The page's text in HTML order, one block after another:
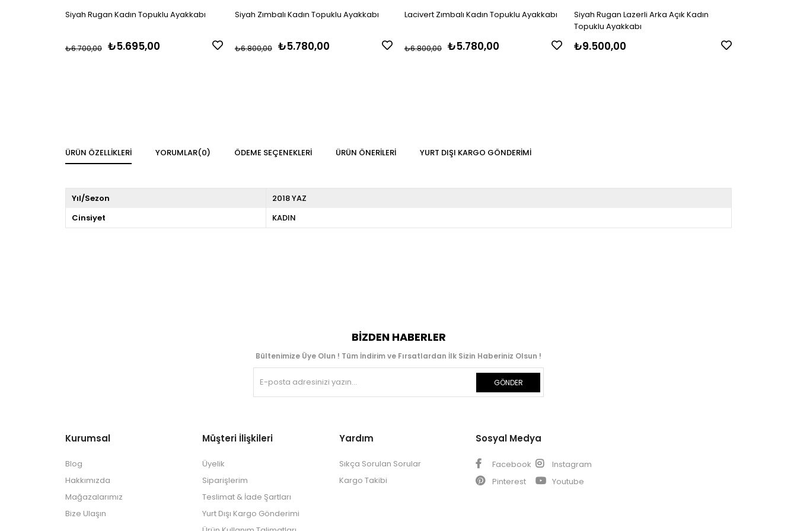
Siyah Rugan Kadın Topuklu Ayakkabı
₺5.695,00
₺6.700,00
Siyah Zımbalı Kadın Topuklu Ayakkabı
₺5.780,00
₺6.800,00
Lacivert Zımbalı Kadın Topuklu Ayakkabı
₺5.780,00
₺6.800,00
Siyah Rugan Lazerli Arka Açık Kadın
Topuklu Ayakkabı
₺9.500,00
ÜRÜN ÖZELLIKLERI YORUMLAR(0) ÖDEME SEÇENEKLERI ÜRÜN ÖNERILERI YURT DIŞI KARGO GÖNDERIMI
Yıl/Sezon
2018 YAZ
Cinsiyet
KADIN
BIZDEN HABERLER
Bültenimize Üye Olun ! Tüm İndirim ve Fırsatlardan İlk Sizin Haberiniz Olsun !
GÖNDER
Kurumsal
Blog
Hakkımızda
Mağazalarımız
Bize Ulaşın
Müşteri İlişkileri
Üyelik
Siparişlerim
Teslimat & İade Şartları
Yurt Dışı Kargo Gönderimi
Yardım
Sıkça Sorulan Sorular
Kargo Takibi
Sosyal Medya
Facebook
Instagram
Pinterest
Youtube